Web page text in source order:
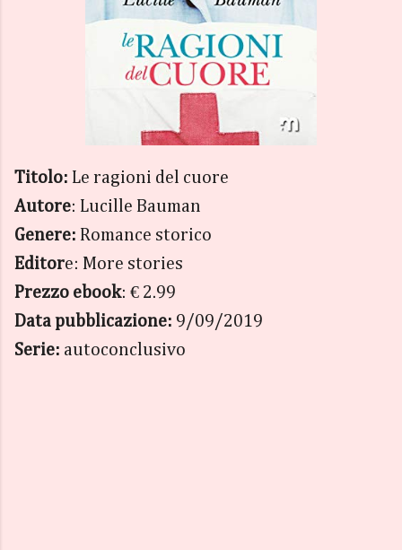
Titolo: Le ragioni del cuore
Autore: Lucille Bauman
Genere: Romance storico
Editore: More stories
Prezzo ebook: € 2.99
Data pubblicazione: 9/09/2019
Serie: autoconclusivo